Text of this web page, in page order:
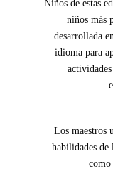
niños más
desarrollada
idioma para
Los maestros
habilidades